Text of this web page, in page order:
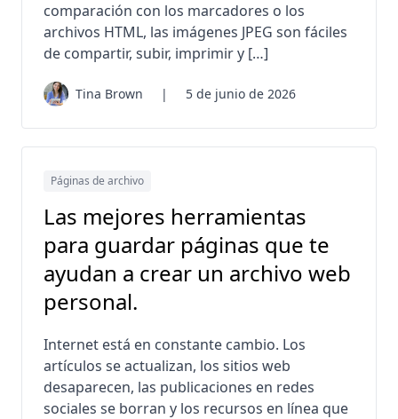
comparación con los marcadores o los
archivos HTML, las imágenes JPEG son fáciles
de compartir, subir, imprimir y […]
Tina Brown | 5 de junio de 2026
Páginas de archivo
Las mejores herramientas
para guardar páginas que te
ayudan a crear un archivo web
personal.
Internet está en constante cambio. Los
artículos se actualizan, los sitios web
desaparecen, las publicaciones en redes
sociales se borran y los recursos en línea que